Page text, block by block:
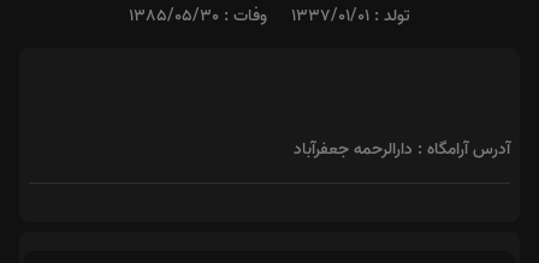
تولد : 1337/01/01 وفات : 1385/05/30
آدرس آرامگاه : دارالرحمه جعفرآباد